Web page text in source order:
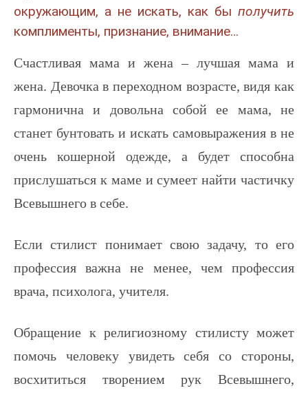
окружающим, а не искать, как бы получить
комплименты, признание, внимание…
Счастливая мама и жена – лучшая мама и
жена. Девочка в переходном возрасте, видя как
гармонична и довольна собой ее мама, не
станет бунтовать и искать самовыражения в не
очень кошерной одежде, а будет способна
прислушаться к маме и сумеет найти частичку
Всевышнего в себе.
Если стилист понимает свою задачу, то его
профессия важна не менее, чем профессия
врача, психолога, учителя.
Обращение к религиозному стилисту может
помочь человеку увидеть себя со стороны,
восхититься творением рук Всевышнего,